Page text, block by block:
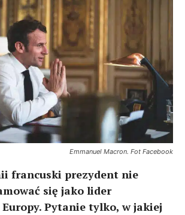
Emmanuel Macron. Fot Facebook
francuski prezydent nie
się jako lider
Pytanie tylko, w jakiej